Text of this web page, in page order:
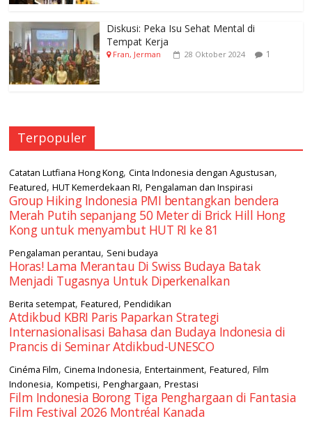
Diskusi: Peka Isu Sehat Mental di
Tempat Kerja
Fran, Jerman 28 Oktober 2024 1
Terpopuler
Catatan Lutfiana Hong Kong,Cinta Indonesia dengan Agustusan,
Featured,HUT Kemerdekaan RI,Pengalaman dan Inspirasi
Group Hiking Indonesia PMI bentangkan bendera
Merah Putih sepanjang 50 Meter di Brick Hill Hong
Kong untuk menyambut HUT RI ke 81
Pengalaman perantau, Seni budaya
Horas! Lama Merantau Di Swiss Budaya Batak
Menjadi Tugasnya Untuk Diperkenalkan
Berita setempat,Featured,Pendidikan
Atdikbud KBRI Paris Paparkan Strategi
Internasionalisasi Bahasa dan Budaya Indonesia di
Prancis di Seminar Atdikbud-UNESCO
Cinéma Film,Cinema Indonesia,Entertainment,Featured,Film
Indonesia,Kompetisi,Penghargaan,Prestasi
Film Indonesia Borong Tiga Penghargaan di Fantasia
Film Festival 2026 Montréal Kanada